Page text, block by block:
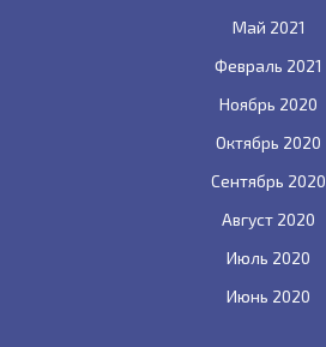
Май 2021
Февраль 2021
Ноябрь 2020
Октябрь 2020
Сентябрь 2020
Август 2020
Июль 2020
Июнь 2020